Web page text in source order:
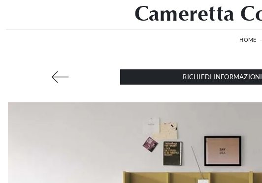
Cameretta
HOME -
RICHIEDI INFORMAZIONI